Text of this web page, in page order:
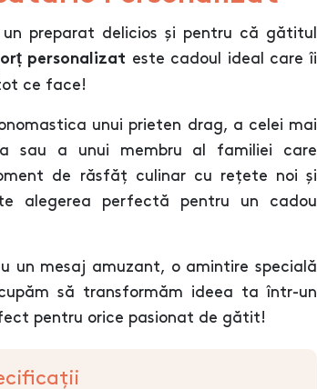
preparat delicios și pentru că gătitul
personalizat este cadoul ideal care îi
ce face!
unui prieten drag, a celei mai
sau a unui membru al familiei care
de răsfăț culinar cu rețete noi și
alegerea perfectă pentru un cadou
un mesaj amuzant, o amintire specială
să transformăm ideea ta într-un
pentru orice pasionat de gătit!